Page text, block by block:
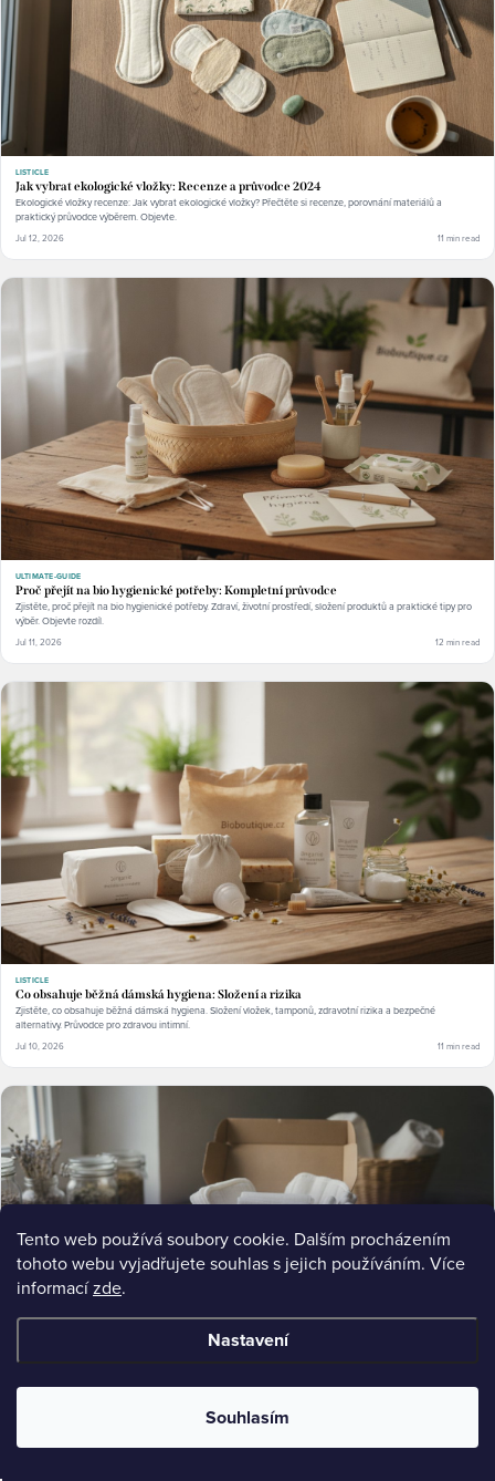
Tento web používá soubory cookie. Dalším procházením
tohoto webu vyjadřujete souhlas s jejich používáním. Více
informacízde.
Nastavení
Souhlasím
LISTICLE
Jak vybrat ekologické vložky: Recenze a průvodce 2024
Ekologické vložky recenze: Jak vybrat ekologické vložky? Přečtěte si recenze, porovnání materiálů a
praktický průvodce výběrem. Objevte.
Jul 12, 2026 11 min read
ULTIMATE-GUIDE
Proč přejít na bio hygienické potřeby: Kompletní průvodce
Zjistěte, proč přejít na bio hygienické potřeby. Zdraví, životní prostředí, složení produktů a praktické tipy pro
výběr. Objevte rozdíl.
Jul 11, 2026 12 min read
LISTICLE
Co obsahuje běžná dámská hygiena: Složení a rizika
Zjistěte, co obsahuje běžná dámská hygiena. Složení vložek, tamponů, zdravotní rizika a bezpečné
alternativy. Průvodce pro zdravou intimní.
Jul 10, 2026 11 min read
Přírodní složení v dámské hygieně chrání mikrobiom a snižuje riziko podráždění. Zjistěte, proč volba materiálů
Jul 10, 2026 11 min read